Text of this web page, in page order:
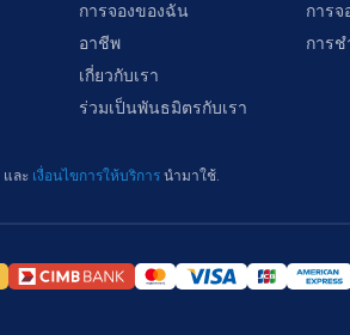
การจองของฉัน
อาชีพ
เกี่ยวกับเรา
ร่วมเป็นพันธมิตรกับเรา
การจ
การช
และ เงื่อนไขการให้บริการ นำมาใช้.